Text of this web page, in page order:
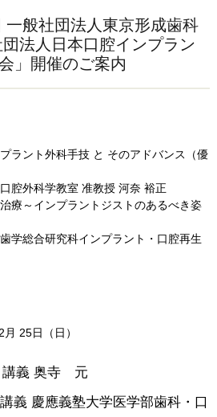
般社団法人東京形成歯科
法人日本口腔インプラン
」開催のご案内
ラント外科手技 と そのアドバンス（優
腔外科学教室 准教授 河奈 裕正
療～インプラントジストのあるべき姿
学総合研究科インプラント・口腔再生
25日（日）
義 奥寺 元
講義 慶應義塾大学医学部歯科・口